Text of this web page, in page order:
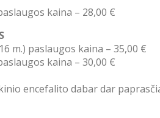
kaina – 28,00 €
m.) paslaugos kaina – 35,00 €
kaina – 30,00 €
encefalito dabar dar